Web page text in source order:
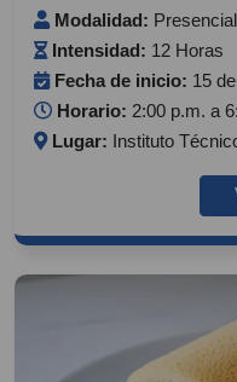
Modalidad: Presencial
Intensidad: 12 Horas
Fecha de inicio: 15
Horario: 2:00 p.m. a
Lugar: Instituto